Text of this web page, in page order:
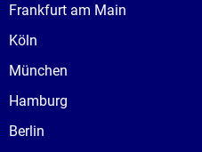
Frankfurt am Main
Köln
München
Hamburg
Berlin